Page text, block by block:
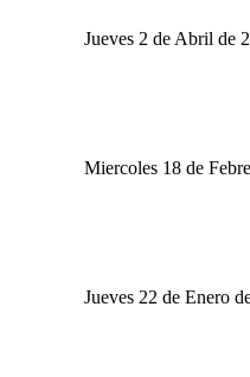
Jueves 2 de Abril de
Miercoles 18 de
Jueves 22 de Enero